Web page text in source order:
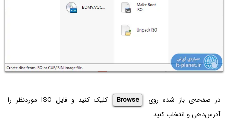
در صفحه‌ی باز شده روی Browse
کلیک کنید و فایل ISO موردنظر را
آدرس‌دهی و انتخاب کنید.